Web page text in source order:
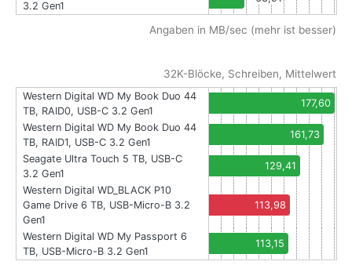
3.2 Gen1
Angaben in MB/sec (mehr ist besser)
32K-Blöcke, Schreiben, Mittelwert
Western Digital WD My Book Duo 44
TB, RAID0, USB-C 3.2 Gen1
177,60
Western Digital WD My Book Duo 44
TB, RAID1, USB-C 3.2 Gen1
161,73
Seagate Ultra Touch 5 TB, USB-C
3.2 Gen1
129,41
Western Digital WD_BLACK P10
Game Drive 6 TB, USB-Micro-B 3.2
Gen1
113,98
Western Digital WD My Passport 6
TB, USB-Micro-B 3.2 Gen1
113,15